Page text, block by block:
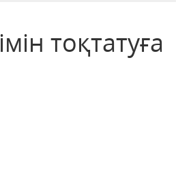
тоқтатуға